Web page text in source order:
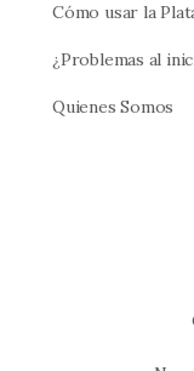
Cómo usar la
¿Problemas al
Quienes Somos